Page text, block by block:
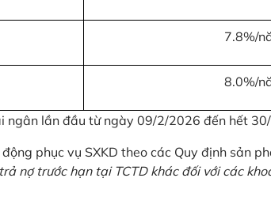
7.8%/
8.0%/
ngân lần đầu từ ngày 09/2/2026 đến hết
phục vụ SXKD theo các Quy định sản
nợ trước hạn tại TCTD khác đối với các